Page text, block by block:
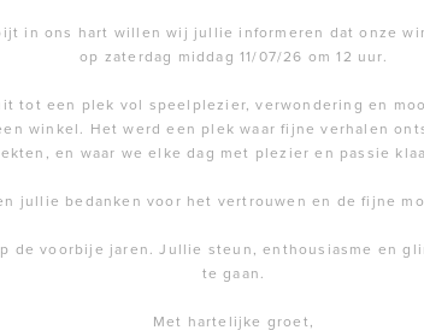
in ons hart willen wij jullie informeren dat onze
op zaterdag middag 11/07/26 om 12 uur.
tot een plek vol speelplezier, verwondering en
winkel. Het werd een plek waar fijne verhalen
en waar we elke dag met plezier en passie
jullie bedanken voor het vertrouwen en de fijne
de voorbije jaren. Jullie steun, enthousiasme en
te gaan.
Met hartelijke groet,